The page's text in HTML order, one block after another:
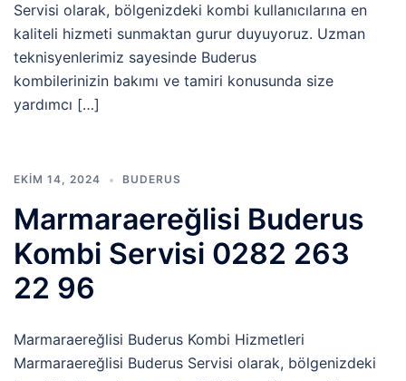
Servisi olarak, bölgenizdeki kombi kullanıcılarına en
kaliteli hizmeti sunmaktan gurur duyuyoruz. Uzman
teknisyenlerimiz sayesinde Buderus
kombilerinizin bakımı ve tamiri konusunda size
yardımcı […]
EKIM 14, 2024 BUDERUS
Marmaraereğlisi Buderus
Kombi Servisi 0282 263
22 96
Marmaraereğlisi Buderus Kombi Hizmetleri
Marmaraereğlisi Buderus Servisi olarak, bölgenizdeki